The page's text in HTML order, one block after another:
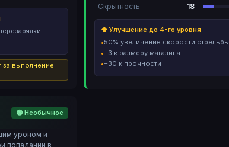
за выполнение
Скрытность
18
⬆ Улучшение до 4-го уровня
50% увеличение скорости стрельбы
+3 к размеру магазина
+30 к прочности
🟢 Необычное
уроном и
попадании в